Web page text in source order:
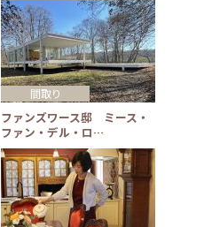
ファンズワース邸 ミース・
ファン・デル・ロ…
間取り